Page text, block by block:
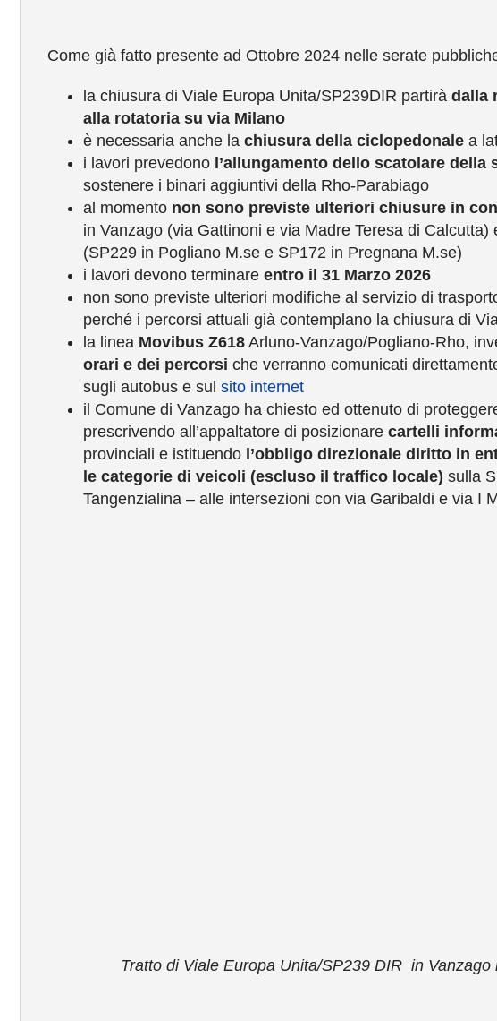
Come già fatto presente ad Ottobre 2024 nelle serate
la chiusura di Viale Europa Unita/SP239DIR partirà dalla
alla rotatoria su via Milano
è necessaria anche la chiusura della ciclopedonalea
i lavori prevedono l’allungamento dello scatolare della
sostenere i binari aggiuntivi della Rho-Parabiago
al momento non sono previste ulteriori chiusure in
in Vanzago (via Gattinoni e via Madre Teresa di
(SP229 in Pogliano M.se e SP172 in Pregnana M.se)
i lavori devono terminare entro il 31 Marzo 2026
non sono previste ulteriori modifiche al servizio di
perché i percorsi attuali già contemplano la chiusura di
la linea Movibus Z618Arluno-Vanzago/Pogliano-Rho,
orari e dei percorsi che verranno comunicati
sugli autobus e sul sito internet
il Comune di Vanzago ha chiesto ed ottenuto di
prescrivendo all’appaltatore di posizionare cartelli
provinciali e istituendo l’obbligo direzionale diritto in
le categorie di veicoli (escluso il traffico locale) sulla
Tangenzialina – alle intersezioni con via Garibaldi e via I
Tratto di Viale Europa Unita/SP239 DIR in